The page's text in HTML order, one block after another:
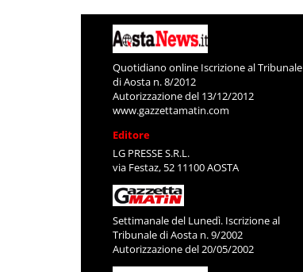
Quotidiano online Iscrizione al Tribunale
di Aosta n. 8/2012
Autorizzazione del 13/12/2012
www.gazzettamatin.com
Editore
LG PRESSE S.R.L.
via Festaz, 52 11100 AOSTA
Settimanale del Lunedì. Iscrizione al
Tribunale di Aosta n. 9/2002
Autorizzazione del 20/05/2002